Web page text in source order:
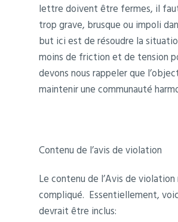
lettre doivent être fermes, il
trop grave, brusque ou impoli
but ici est de résoudre la
moins de friction et de tension
devons nous rappeler que
maintenir une communauté
Contenu de l’avis de violation
Le contenu de l’Avis de violation
compliqué. Essentiellement,
devrait être inclus: